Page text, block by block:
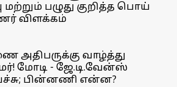
மற்றும் பழுது குறித்த பொய்
விளக்கம்
அதிபருக்கு வாழ்த்து
மோடி - ஜே.டி.வேன்ஸ்
பின்னணி என்ன?